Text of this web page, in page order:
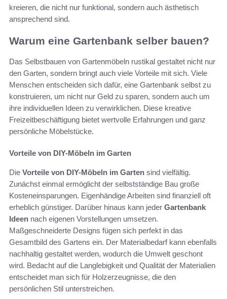
kreieren, die nicht nur funktional, sondern auch ästhetisch
ansprechend sind.
Warum eine Gartenbank selber bauen?
Das Selbstbauen von Gartenmöbeln rustikal gestaltet nicht nur
den Garten, sondern bringt auch viele Vorteile mit sich. Viele
Menschen entscheiden sich dafür, eine Gartenbank selbst zu
konstruieren, um nicht nur Geld zu sparen, sondern auch um
ihre individuellen Ideen zu verwirklichen. Diese kreative
Freizeitbeschäftigung bietet wertvolle Erfahrungen und ganz
persönliche Möbelstücke.
Vorteile von DIY-Möbeln im Garten
Die Vorteile von DIY-Möbeln im Garten sind vielfältig.
Zunächst einmal ermöglicht der selbstständige Bau große
Kosteneinsparungen. Eigenhändige Arbeiten sind finanziell oft
erheblich günstiger. Darüber hinaus kann jeder Gartenbank
Ideen nach eigenen Vorstellungen umsetzen.
Maßgeschneiderte Designs fügen sich perfekt in das
Gesamtbild des Gartens ein. Der Materialbedarf kann ebenfalls
nachhaltig gestaltet werden, wodurch die Umwelt geschont
wird. Bedacht auf die Langlebigkeit und Qualität der Materialien
entscheidet man sich für Holzerzeugnisse, die den
persönlichen Stil unterstreichen.